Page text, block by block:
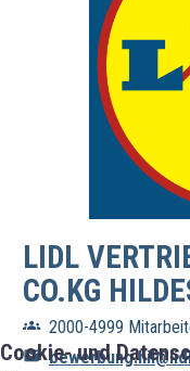
Cookie- und
LIDL
CO.KG
2000-4999